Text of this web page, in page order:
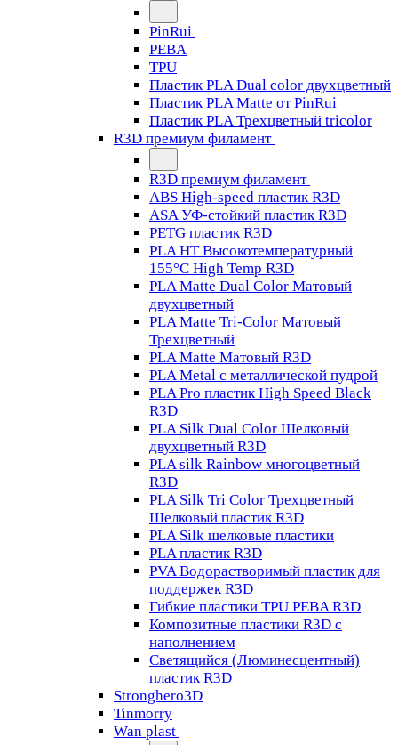
PinRui
PEBA
TPU
Пластик PLA Dual color двухцветный
Пластик PLA Matte от PinRui
Пластик PLA Трехцветный tricolor
R3D премиум филамент
R3D премиум филамент
ABS High-speed пластик R3D
ASA УФ-стойкий пластик R3D
PETG пластик R3D
PLA HT Высокотемпературный
155°C High Temp R3D
PLA Matte Dual Color Матовый
двухцветный
PLA Matte Tri-Color Матовый
Трехцветный
PLA Matte Матовый R3D
PLA Metal с металлической пудрой
PLA Pro пластик High Speed Black
R3D
PLA Silk Dual Color Шелковый
двухцветный R3D
PLA silk Rainbow многоцветный
R3D
PLA Silk Tri Color Трехцветный
Шелковый пластик R3D
PLA Silk шелковые пластики
PLA пластик R3D
PVA Водорастворимый пластик для
поддержек R3D
Гибкие пластики TPU PEBA R3D
Композитные пластики R3D с
наполнением
Светящийся (Люминесцентный)
пластик R3D
Stronghero3D
Tinmorry
Wan plast